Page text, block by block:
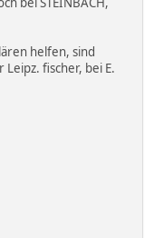
helfen, sind
Leipz. fischer, bei E.